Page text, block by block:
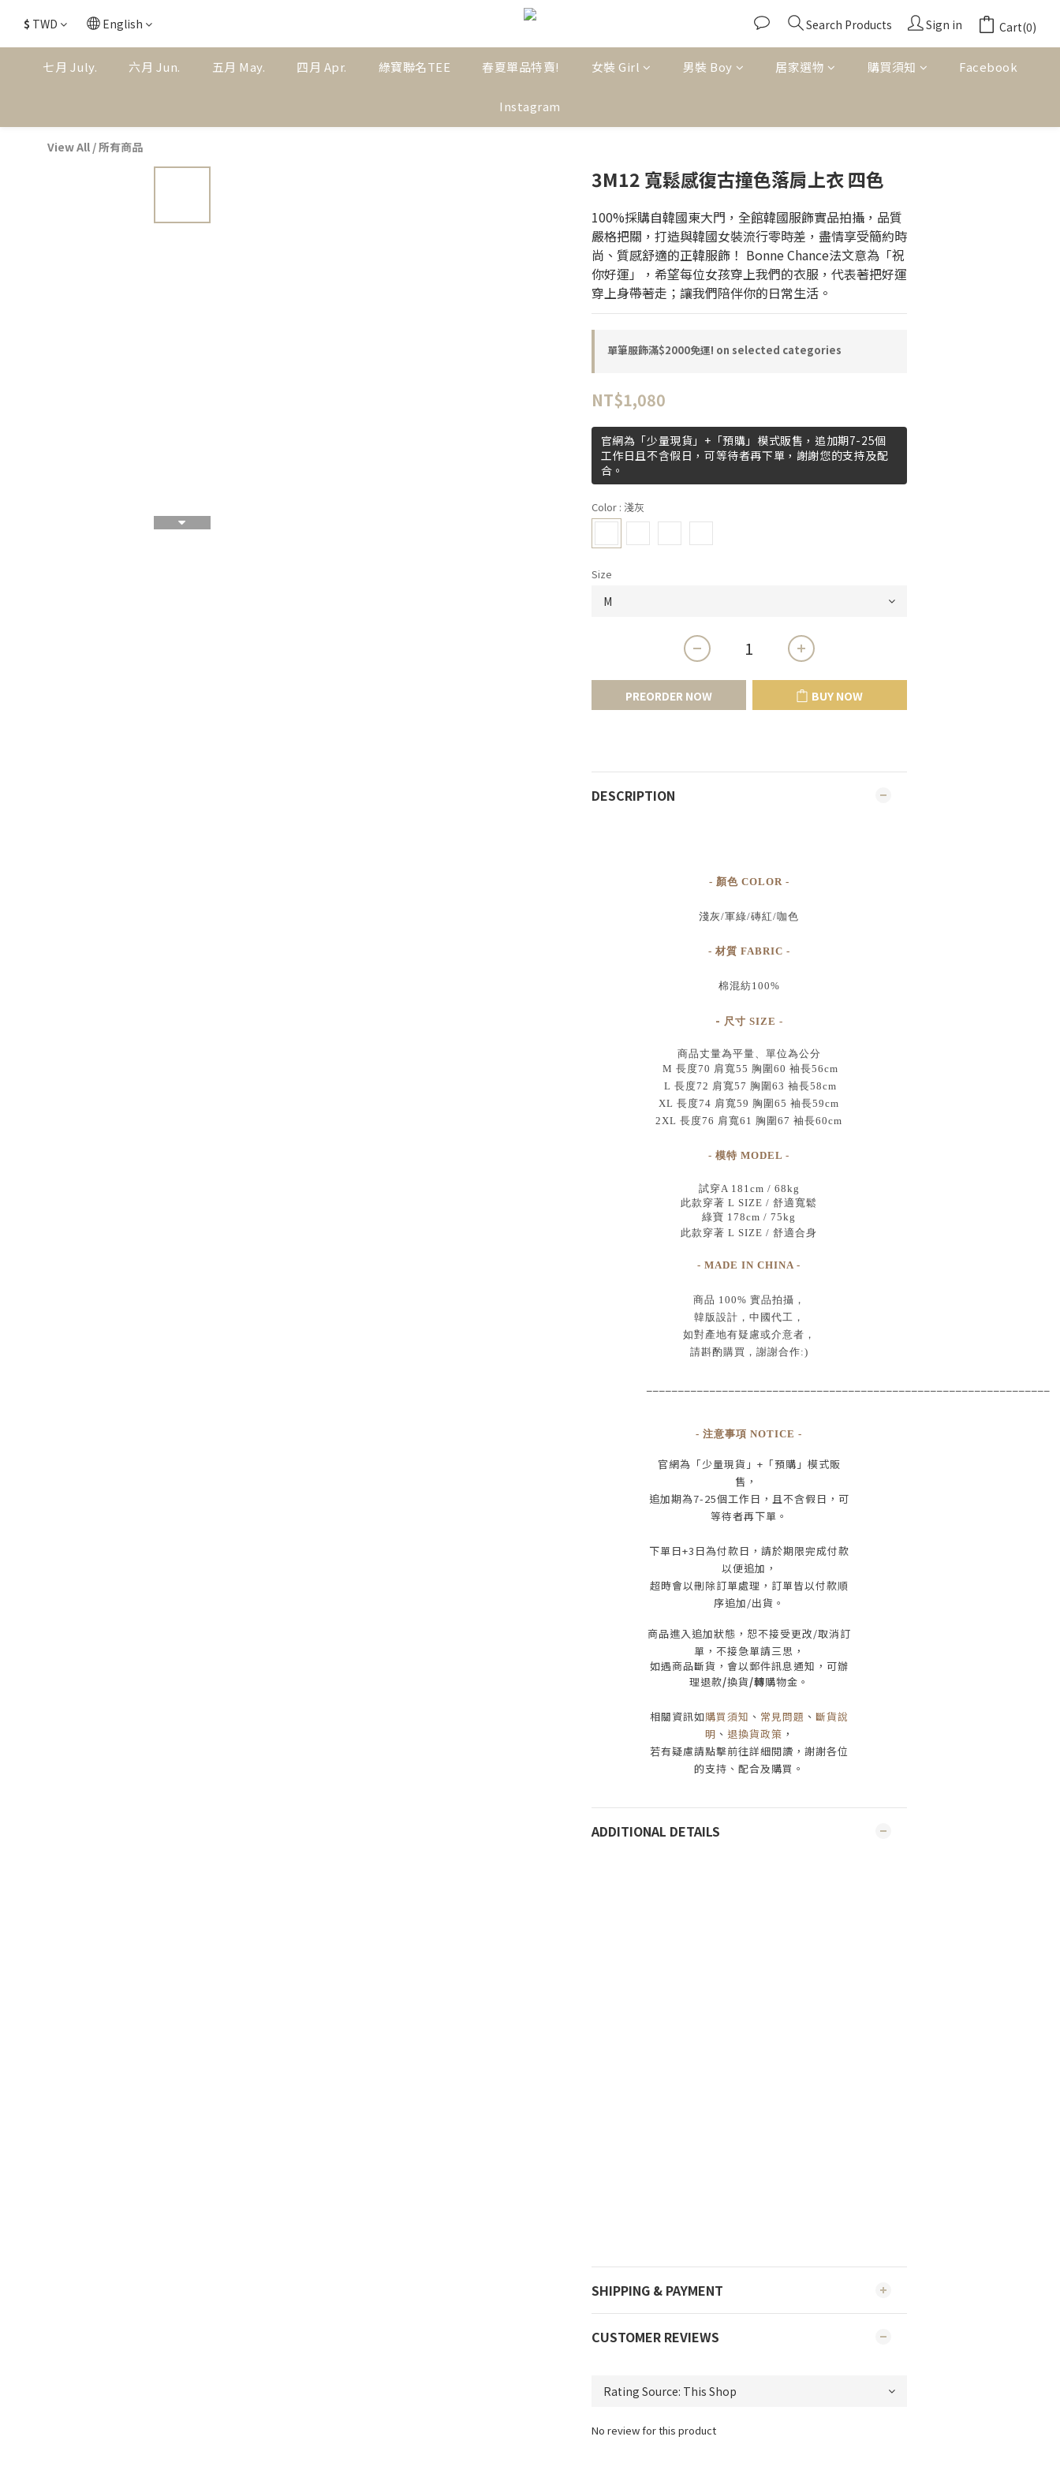
$ TWD English Search Products Sign in Cart(0)
七月 July. 六月 Jun. 五月 May. 四月 Apr. 綠寶聯名TEE 春夏單品特賣! 女裝 Girl 男裝 Boy 居家選物 購買須知 Facebook
Instagram
View All /所有商品
3M12 寬鬆感復古撞色落肩上衣 四色
100%採購自韓國東大門，全館韓國服飾實品拍攝，品質
嚴格把關，打造與韓國女裝流行零時差，盡情享受簡約時
尚、質感舒適的正韓服飾！ Bonne Chance法文意為「祝
你好運」，希望每位女孩穿上我們的衣服，代表著把好運
穿上身帶著走；讓我們陪伴你的日常生活。
單筆服飾滿$2000免運! on selected categories
NT$1,080
官網為「少量現貨」+「預購」模式販售，追加期7-25個
工作日且不含假日，可等待者再下單，謝謝您的支持及配
合。
Color : 淺灰
Size
PREORDER NOW BUY NOW
DESCRIPTION
- 顏色 COLOR -
淺灰/軍綠/磚紅/咖色
- 材質 FABRIC -
棉混紡100%
- 尺寸 SIZE -
商品丈量為平量、單位為公分
M 長度70 肩寬55 胸圍60 袖長56cm
L 長度72 肩寬57 胸圍63 袖長58cm
XL 長度74 肩寬59 胸圍65 袖長59cm
2XL 長度76 肩寬61 胸圍67 袖長60cm
- 模特 MODEL -
試穿A 181cm / 68kg
此款穿著 L SIZE / 舒適寬鬆
綠寶 178cm / 75kg
此款穿著 L SIZE / 舒適合身
- MADE IN CHINA -
商品 100% 實品拍攝 ，
韓版設計，中國代工 ，
如對產地有疑慮或介意者，
請斟酌購買， 謝謝合作:)
- 注意事項 NOTICE -
官網為 「少量現貨」+ 「預購」模式販
售，
追加期為7-25個工作日 ，且不含假日 ， 可
等待者再下單 。
下單日+3 日為付款日，請於期限完成付款
以便追加，
超時會以刪除訂單處理，訂單皆以付款順
序追加/出貨 。
商品進入追加狀態，恕不接受更改/取消訂
單， 不接急單請三思 ，
如遇商品斷貨，會以郵件訊息通知，可辦
理退款/換貨/轉購物金。
相關資訊如購買須知 、 常見問題 、 斷貨說
明 、 退換貨政策 ，
若有疑慮請點擊前往詳細閱讀，謝謝各位
的支持、配合及購買 。
ADDITIONAL DETAILS
SHIPPING & PAYMENT
CUSTOMER REVIEWS
No review for this product